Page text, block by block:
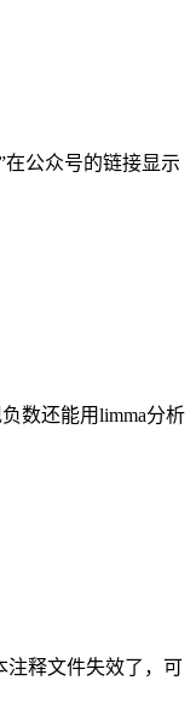
在公众号的链接显示
数还能用limma分析
注释文件失效了，可